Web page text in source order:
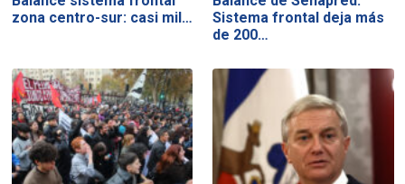
zona centro-sur: casi mil…
Sistema frontal deja más
de 200…